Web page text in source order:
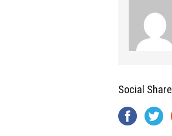
Social Share